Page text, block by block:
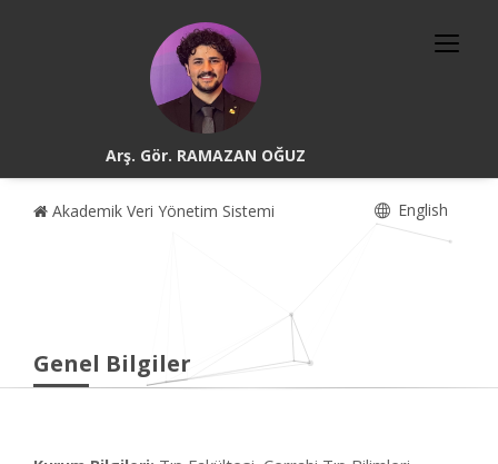
Arş. Gör. RAMAZAN OĞUZ
Akademik Veri Yönetim Sistemi English
Genel Bilgiler